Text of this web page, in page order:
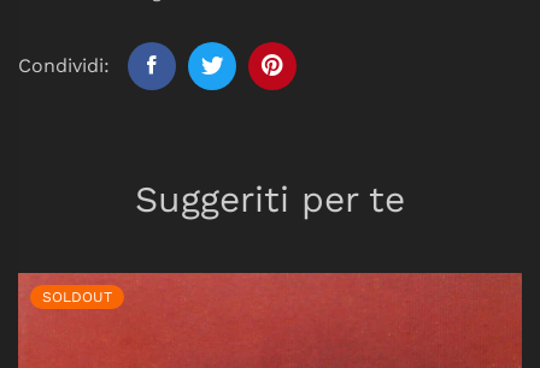
Condividi:
Suggeriti per te
SOLDOUT